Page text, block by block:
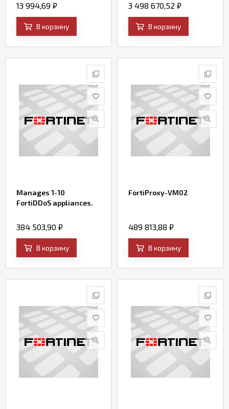
license subscription for
25 Chrome OS users.
Includes Web Filter,
Central Management
13 994,69 ₽
В корзину
3 498 670,52 ₽
В корзину
Manages 1-10
FortiDDoS appliances.
384 503,90 ₽
В корзину
FortiProxy-VM02
489 813,88 ₽
В корзину